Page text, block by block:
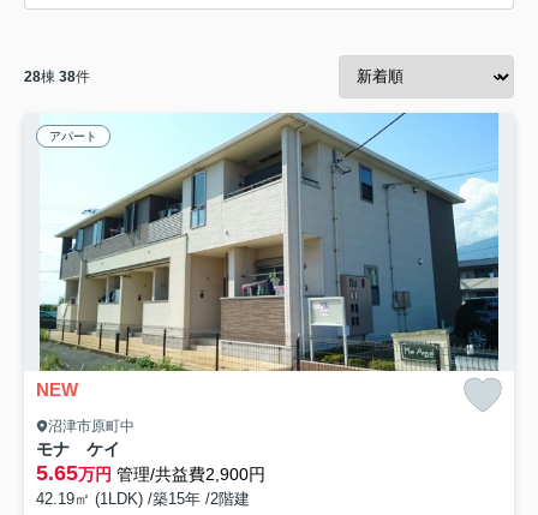
28棟 38件
アパート
NEW
沼津市原町中
モナ ケイ
5.65万円 管理/共益費2,900円
42.19㎡ (1LDK) /築15年 /2階建